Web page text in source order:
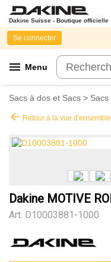
Dakine Suisse - Boutique officielle
menu Menu
Se connecter
Sacs à dos et Sacs > Sacs
arrow_back Retour à la vue d'ensemble
Dakine MOTIVE
Art. D10003881-1000